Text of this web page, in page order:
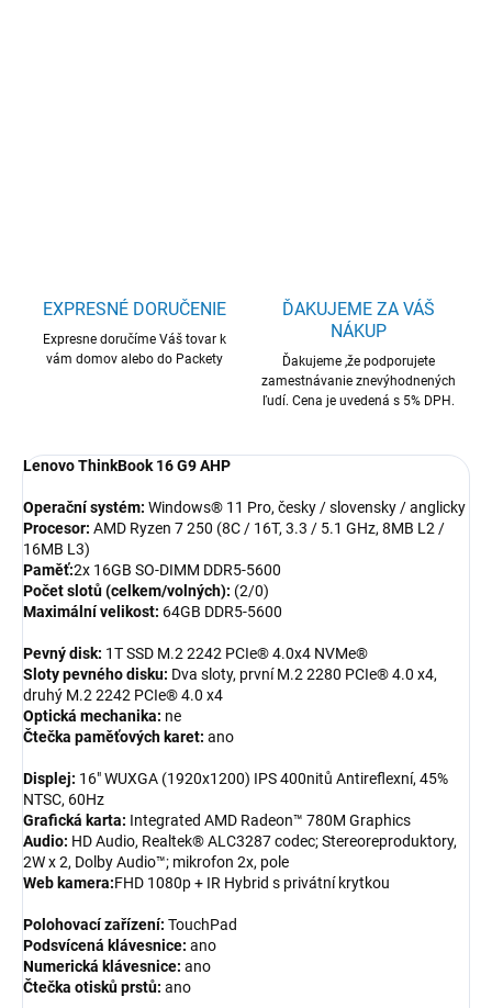
EXPRESNÉ DORUČENIE
Expresne doručíme Váš tovar k
vám domov alebo do Packety
ĎAKUJEME ZA VÁŠ
NÁKUP
Ďakujeme ,že podporujete
zamestnávanie znevýhodnených
ľudí. Cena je uvedená s 5% DPH.
Lenovo ThinkBook 16 G9 AHP
Operační systém: Windows® 11 Pro, česky / slovensky / anglicky
Procesor: AMD Ryzen 7 250 (8C / 16T, 3.3 / 5.1 GHz, 8MB L2 /
16MB L3)
Paměť:2x 16GB SO-DIMM DDR5-5600
Počet slotů (celkem/volných): (2/0)
Maximální velikost: 64GB DDR5-5600
Pevný disk: 1T SSD M.2 2242 PCIe® 4.0x4 NVMe®
Sloty pevného disku: Dva sloty, první M.2 2280 PCIe® 4.0 x4,
druhý M.2 2242 PCIe® 4.0 x4
Optická mechanika: ne
Čtečka paměťových karet: ano
Displej: 16" WUXGA (1920x1200) IPS 400nitů Antireflexní, 45%
NTSC, 60Hz
Grafická karta: Integrated AMD Radeon™ 780M Graphics
Audio: HD Audio, Realtek® ALC3287 codec; Stereoreproduktory,
2W x 2, Dolby Audio™; mikrofon 2x, pole
Web kamera:FHD 1080p + IR Hybrid s privátní krytkou
Polohovací zařízení: TouchPad
Podsvícená klávesnice: ano
Numerická klávesnice: ano
Čtečka otisků prstů: ano